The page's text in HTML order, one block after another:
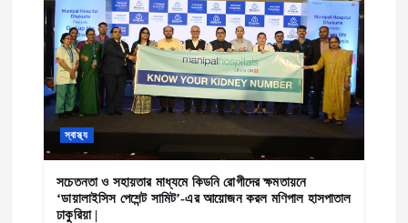
o
n
স্বাস্থ্য
সচেতনতা ও সহায়তার মাধ্যমে কিডনি রোগীদের ক্ষমতায়নে
‘ডায়ালাইসিস পেশেন্ট সামিট’-এর আয়োজন করল মণিপাল হাসপাতাল
ঢাকুরিয়া |